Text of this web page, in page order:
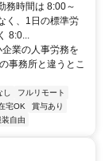
務時間は 8:00～
く、1日の標準労
8:0...
業の人事労務を
事務所と違うとこ
フルリモート
宅OK
賞与あり
装自由